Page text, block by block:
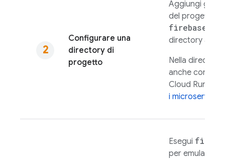
Configurare una
directory di
progetto
Aggiungi gli
del progetto
firebase
directory a un
Nella
anche
Cloud Run
i microservizi
Esegui
per emulare